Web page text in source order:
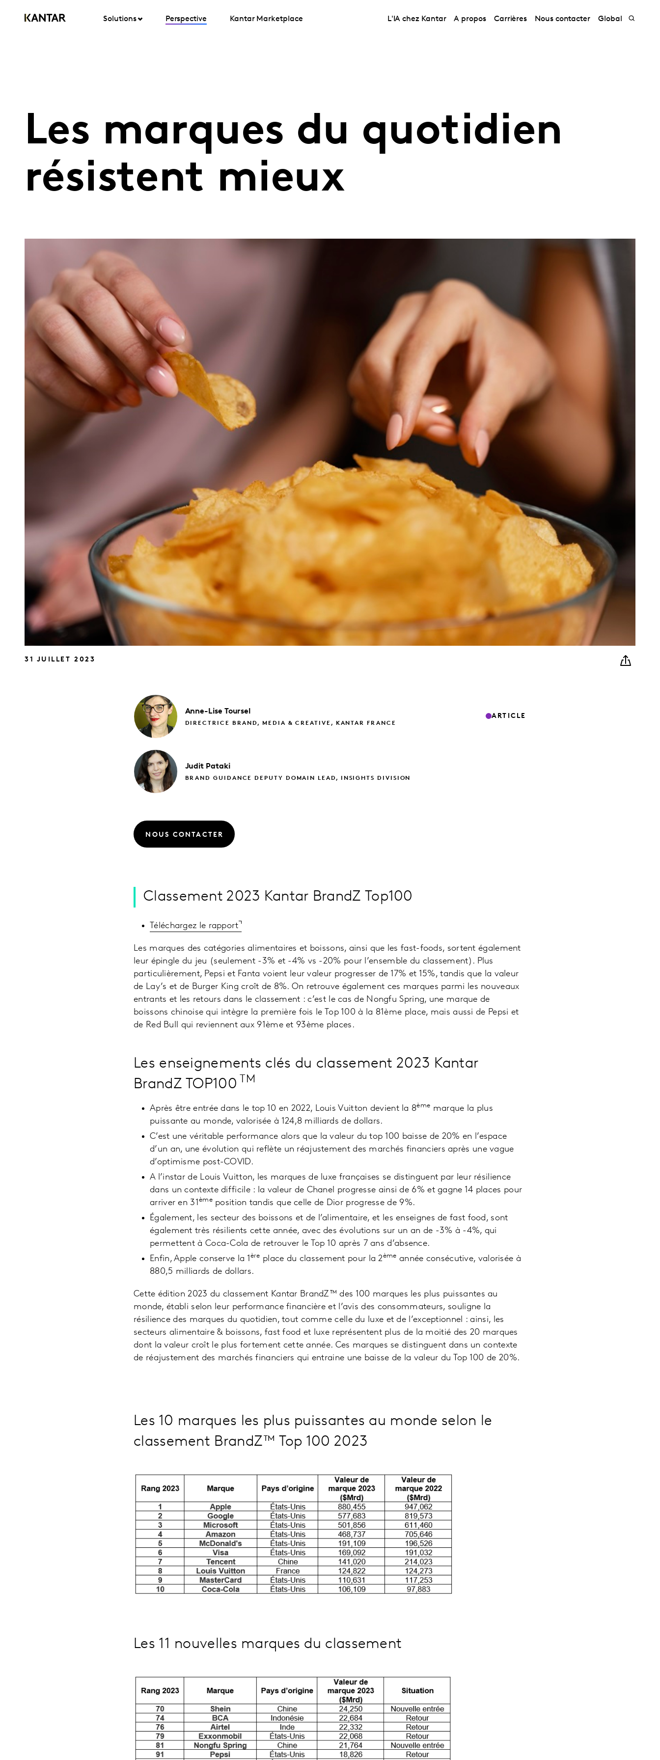
Solutions Perspective Kantar Marketplace L'IA chez Kantar A propos Carrières Nous contacter Global
Les marques du quotidien
résistent mieux
31 JUILLET 2023
Anne-Lise Toursel
DIRECTRICE BRAND, MEDIA & CREATIVE, KANTAR FRANCE
Judit Pataki
BRAND GUIDANCE DEPUTY DOMAIN LEAD, INSIGHTS DIVISION
ARTICLE
NOUS CONTACTER
Classement 2023 Kantar BrandZ Top100
Téléchargez le rapport
Les marques des catégories alimentaires et boissons, ainsi que les fast-foods, sortent également
leur épingle du jeu (seulement -3% et -4% vs -20% pour l’ensemble du classement). Plus
particulièrement, Pepsi et Fanta voient leur valeur progresser de 17% et 15%, tandis que la valeur
de Lay’s et de Burger King croît de 8%. On retrouve également ces marques parmi les nouveaux
entrants et les retours dans le classement : c’est le cas de Nongfu Spring, une marque de
boissons chinoise qui intègre la première fois le Top 100 à la 81ème place, mais aussi de Pepsi et
de Red Bull qui reviennent aux 91ème et 93ème places.
Les enseignements clés du classement 2023 Kantar
BrandZ TOP100 TM
Après être entrée dans le top 10 en 2022, Louis Vuitton devient la 8ème marque la plus
puissante au monde, valorisée à 124,8 milliards de dollars.
C’est une véritable performance alors que la valeur du top 100 baisse de 20% en l’espace
d’un an, une évolution qui reflète un réajustement des marchés financiers après une vague
d’optimisme post-COVID.
A l’instar de Louis Vuitton, les marques de luxe françaises se distinguent par leur résilience
dans un contexte difficile : la valeur de Chanel progresse ainsi de 6% et gagne 14 places pour
arriver en 31 èmeposition tandis que celle de Dior progresse de 9%.
Également, les secteur des boissons et de l’alimentaire, et les enseignes de fast food, sont
également très résilients cette année, avec des évolutions sur un an de -3% à -4%, qui
permettent à Coca-Cola de retrouver le Top 10 après 7 ans d’absence.
Enfin, Apple conserve la 1 ère place du classement pour la 2ème année consécutive, valorisée à
880,5 milliards de dollars.
Cette édition 2023 du classement Kantar BrandZ™ des 100 marques les plus puissantes au
monde, établi selon leur performance financière et l’avis des consommateurs, souligne la
résilience des marques du quotidien, tout comme celle du luxe et de l’exceptionnel : ainsi, les
secteurs alimentaire & boissons, fast food et luxe représentent plus de la moitié des 20 marques
dont la valeur croît le plus fortement cette année. Ces marques se distinguent dans un contexte
de réajustement des marchés financiers qui entraine une baisse de la valeur du Top 100 de 20%.
Les 10 marques les plus puissantes au monde selon le
classement BrandZ™ Top 100 2023
Les 11 nouvelles marques du classement